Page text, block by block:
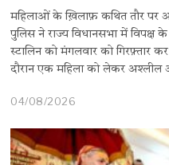
महिलाओं के ख़िलाफ़ कथित तौर पर
पुलिस ने राज्य विधानसभा में विपक्ष
स्टालिन को मंगलवार को गिरफ़्तार
दौरान एक महिला को लेकर अश्लील
04/08/2026